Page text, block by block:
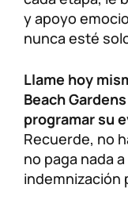
y apoyo
nunca esté
Llame hoy
Beach
programar su
Recuerde, no
no paga nada
indemnización